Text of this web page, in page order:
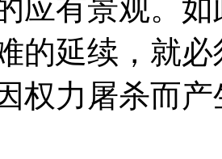
应有景观。
的延续，就
权力屠杀而